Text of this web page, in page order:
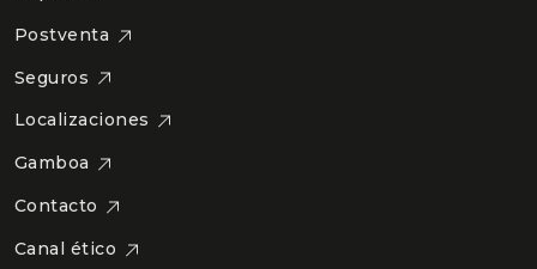
Postventa
Seguros
Localizaciones
Gamboa
Contacto
Canal ético